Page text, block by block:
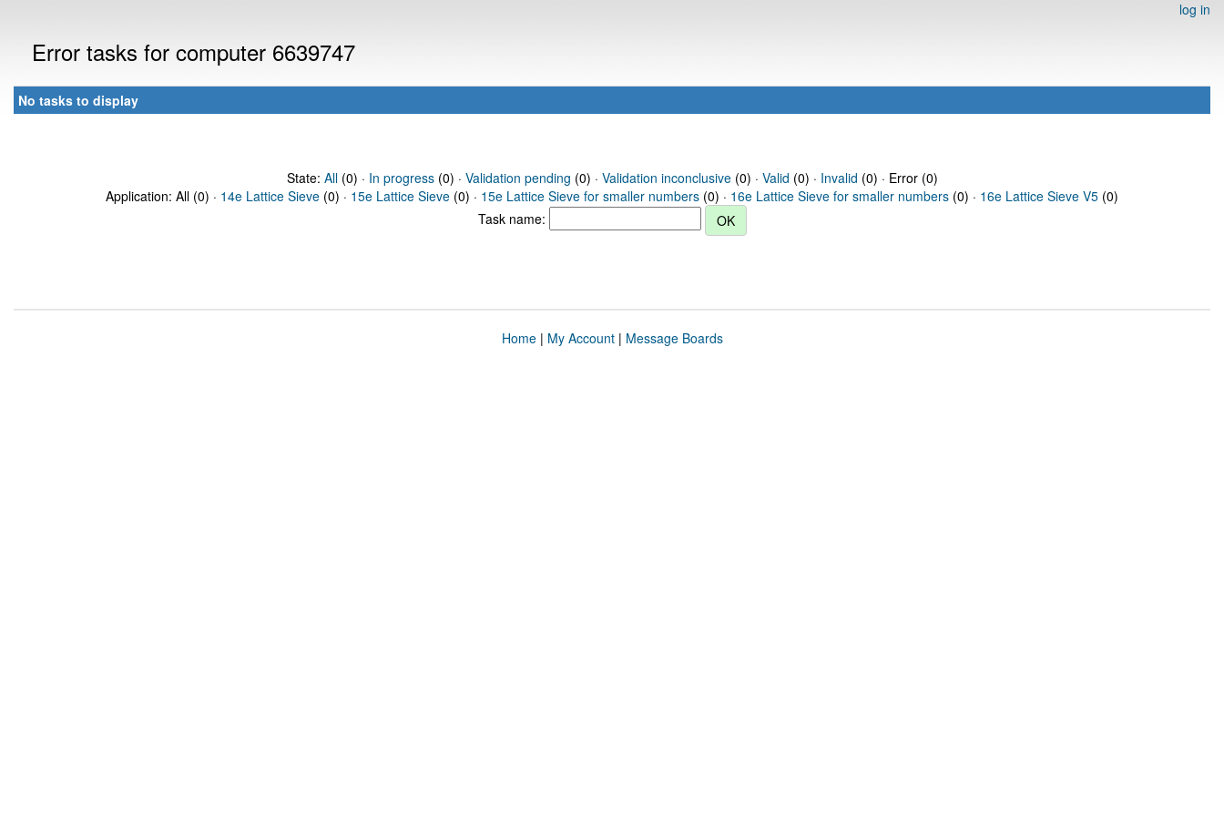
log in
Error tasks for computer 6639747
No tasks to display
State: All(0) · In progress(0) · Validation pending (0) · Validation inconclusive(0) · Valid (0) · Invalid (0) · Error (0)
Application: All (0) · 14e Lattice Sieve (0) · 15e Lattice Sieve (0) · 15e Lattice Sieve for smaller numbers (0) · 16e Lattice Sieve for smaller numbers (0) · 16e Lattice Sieve V5 (0)
Task name:
Home| My Account| Message Boards